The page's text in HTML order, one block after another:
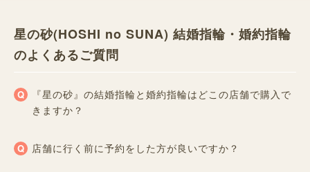
星の砂(HOSHI no SUNA) 結婚指輪・婚約指輪
のよくあるご質問
『星の砂』の結婚指輪と婚約指輪はどこの店舗で購入で
きますか？
店舗に行く前に予約をした方が良いですか？